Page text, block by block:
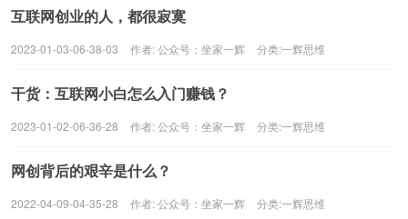
互联网创业的人，都很寂寞
2023-01-03-06-38-03 作者:公众号：坐家一辉 分类:一辉思维
干货：互联网小白怎么入门赚钱？
2023-01-02-06-36-28 作者:公众号：坐家一辉 分类:一辉思维
网创背后的艰辛是什么？
2022-04-09-04-35-28 作者:公众号：坐家一辉 分类:一辉思维